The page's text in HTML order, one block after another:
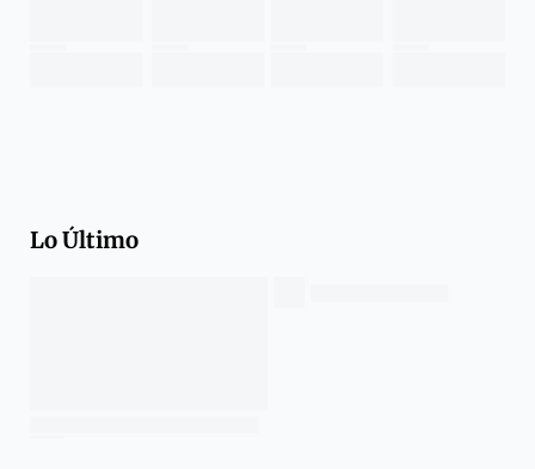
Lo Último